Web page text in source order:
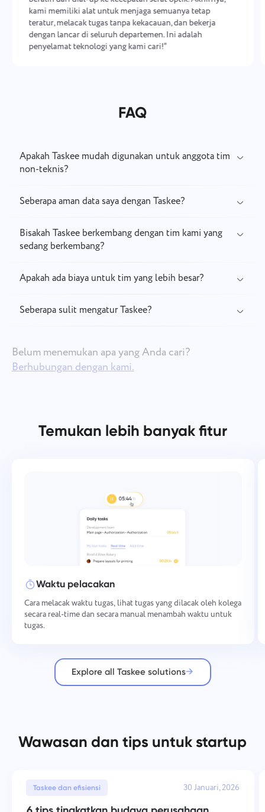
kami memiliki alat untuk menjaga semuanya tetap
teratur, melacak tugas tanpa kekacauan, dan bekerja
dengan lancar di seluruh departemen. Ini adalah
penyelamat teknologi yang kami cari!”
FAQ
Apakah Taskee mudah digunakan untuk anggota tim
non-teknis?
Seberapa aman data saya dengan Taskee?
Bisakah Taskee berkembang dengan tim kami yang
sedang berkembang?
Apakah ada biaya untuk tim yang lebih besar?
Seberapa sulit mengatur Taskee?
Belum menemukan apa yang Anda cari?
Berhubungan dengan kami.
Temukan lebih banyak fitur
Waktu pelacakan
Cara melacak waktu tugas, lihat tugas yang dilacak oleh kolega
secara real-time dan secara manual menambah waktu untuk
tugas.
Explore all Taskee solutions
Wawasan dan tips untuk startup
Taskee dan efisiensi 30 Januari, 2026